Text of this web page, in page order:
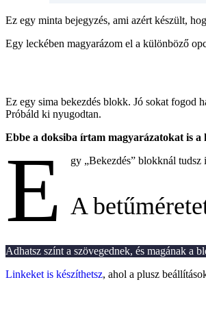
Ez egy minta bejegyzés, ami azért készült,
Egy leckében magyarázom el a különböző
Ez egy sima bekezdés blokk. Jó sokat fogod
Próbáld ki nyugodtan.
Ebbe a doksiba írtam magyarázatokat is a
E gy „Bekezdés” blokknál
A
Adhatsz színt a szövegednek, és magának a
Linkeket is készíthetsz, ahol a plusz